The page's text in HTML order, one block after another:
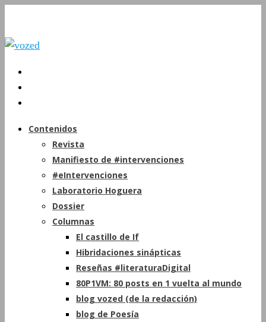
Contenidos
Revista
Manifiesto de #intervenciones
#eIntervenciones
Laboratorio Hoguera
Dossier
Columnas
El castillo de If
Hibridaciones sinápticas
Reseñas #literaturaDigital
80P1VM: 80 posts en 1 vuelta al mundo
blog vozed (de la redacción)
blog de Poesía